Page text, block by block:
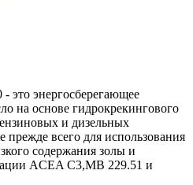
это энергосберегающее
на основе гидрокрекингового
и дизельных
прежде всего для использования
содержания золы и
ACEA C3,MB 229.51 и